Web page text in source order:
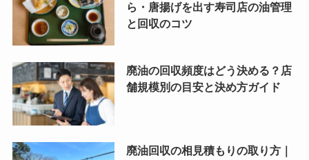
ら・唐揚げを出す寿司店の油管理
と回収のコツ
廃油の回収頻度はどう決める？店
舗規模別の目安と決め方ガイド
廃油回収の相見積もりの取り方｜